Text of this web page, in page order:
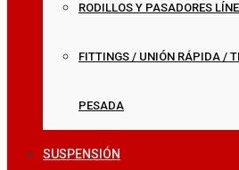
RODILLOS Y PASADORES
FITTINGS / UNIÓN RÁPIDA /
PESADA
SUSPENSIÓN